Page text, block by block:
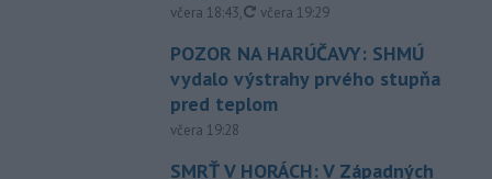
včera 18:43, aktualizované
včera 19:29
POZOR NA HARÚČAVY: SHMÚ
vydalo výstrahy prvého stupňa
pred teplom
včera 19:28
SMRŤ V HORÁCH: V Západných